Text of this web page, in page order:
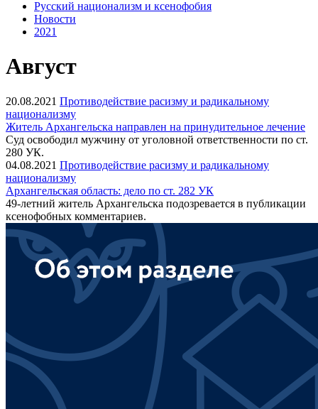
Русский национализм и ксенофобия
Новости
2021
Август
20.08.2021 Противодействие расизму и радикальному
национализму
Житель Архангельска направлен на принудительное лечение
Суд освободил мужчину от уголовной ответственности по ст.
280 УК.
04.08.2021 Противодействие расизму и радикальному
национализму
Архангельская область: дело по ст. 282 УК
49-летний житель Архангельска подозревается в публикации
ксенофобных комментариев.